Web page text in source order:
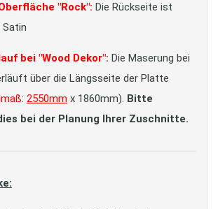
"Rock": Die Rückseite ist
bei "Wood Dekor": Die Maserung bei
über die Längsseite der Platte
: 2550mm x 1860mm). Bitte
bei der Planung Ihrer Zuschnitte.